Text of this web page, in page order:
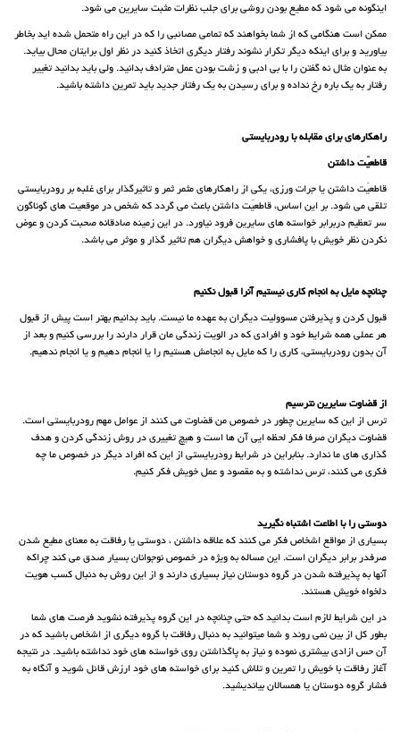
اینگونه می شود که مطیع بودن روشی برای جلب نظرات مثبت سایرین می شود.
ممکن است هنگامی که از شما بخواهند که تمامی مصائبی را که در این راه متحمل شده اید بخاطر
بیاورید و برای اینکه دیگر تکرار نشوند رفتار دیگری اتخاذ کنید در نظر اول برایتان محال بیاید.
به عنوان مثال نه گفتن را با بی ادبی و زشت بودن عمل مترادف بدانید. ولی باید بدانید تغییر
رفتار به یک باره رخ نداده و برای رسیدن به یک رفتار جدید باید تمرین داشته باشید.
راهکارهای برای مقابله با رودربایستی
قاطعیّت داشتن
قاطعیّت داشتن یا جرات ورزی، یکی از راهکارهای مثمر ثمر و تاثیرگذار برای غلبه بر رودربایستی
تلقی می شود. بر این اساس، قاطعیّت داشتن باعث می گردد که شخص در موقعیت های گوناگون
سر تعظیم دربرابر خواسته های سایرین فرود نیاورد. در این زمینه صادقانه صحبت کردن و عوض
نکردن نظر خویش با پافشاری و خواهش دیگران هم تاثیر گذار و موثر می باشد.
چنانچه مایل به انجام کاری نیستیم آنرا قبول نکنیم
قبول کردن و پذیرفتن مسوولیت دیگران به عهده ما نیست. باید بدانیم بهتر است پیش از قبول
هر عملی همه شرایط خود و افرادی که در الویت زندگی مان قرار دارند را بررسی کنیم و بعد از
آن بدون رودربایستی، کاری را که مایل به انجامش هستیم را یا انجام دهیم و یا انجام ندهیم.
از قضاوت سایرین نترسیم
ترس از این که سایرین چطور در خصوص من قضاوت می کنند از عوامل مهم رودربایستی است.
قضاوت دیگران صرفا فکر لحظه ایی آن ها است و هیچ تغییری در روش زندگی کردن و هدف
گذاری های ما ندارد. بنابراین در شرایط رودربایستی از این که افراد دیگر در خصوص ما چه
فکری می کنند، ترس نداشته و به مقصود و عمل خویش فکر کنیم.
دوستی را با اطاعت اشتباه نگیرید
بسیاری از مواقع اشخاص فکر می کنند که علاقه داشتن ، دوستی یا رفاقت به معنای مطیع شدن
صرفدر برابر دیگران است. این مساله به ویژه در خصوص نوجوانان بسیار صدق می کند چراکه
آنها به پذیرفته شدن در گروه دوستان نیاز بسیاری دارند و از این روش به دنبال کسب هویت
دلخواه خویش هستند.
در این شرایط لازم است بدانید که حتی چنانچه در این گروه پذیرفته نشوید فرصت های شما
بطور کل از بین نمی روند و شما میتوانید به دنبال رفاقت با گروه دیگری از اشخاص باشید که در
آن حس ازادی بیشتری نموده و نیاز به پاگذاشتن روی خواسته های خود نداشته باشید. در نتیجه
آغاز رفاقت با خویش را تمرین و تلاش کنید برای خواسته های خود ارزش قائل شوید و آنگاه به
فشار گروه دوستان یا همسالان بیاندیشید.